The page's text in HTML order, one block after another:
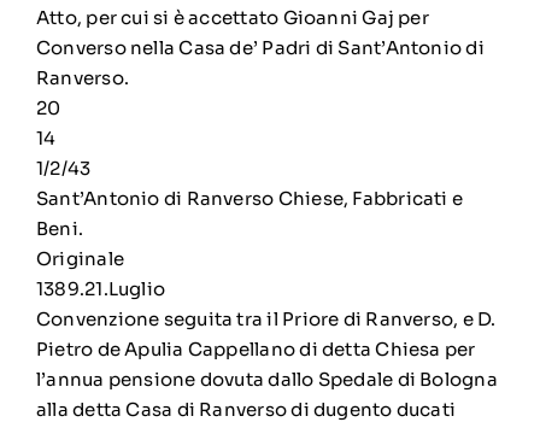
Atto, per cui si è accettato Gioanni Gaj per
Converso nella Casa de’ Padri di Sant’Antonio di
Ranverso.
20
14
1/2/43
Sant’Antonio di Ranverso Chiese, Fabbricati e
Beni.
Originale
1389.21.Luglio
Convenzione seguita tra il Priore di Ranverso, e D.
Pietro de Apulia Cappellano di detta Chiesa per
l’annua pensione dovuta dallo Spedale di Bologna
alla detta Casa di Ranverso di dugento ducati